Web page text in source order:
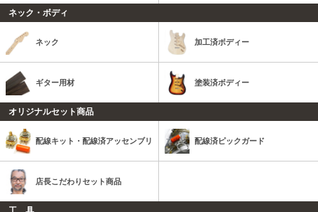
ネック・ボディ
ネック 加工済ボディー
ギター用材 塗装済ボディー
オリジナルセット商品
配線キット・配線済アッセンブリ 配線済ピックガード
店長こだわりセット商品